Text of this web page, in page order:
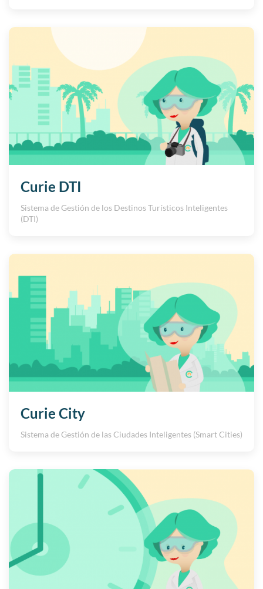
Curie DTI
Sistema de Gestión de los Destinos Turísticos Inteligentes
(DTI)
Curie City
Sistema de Gestión de las Ciudades Inteligentes (Smart Cities)